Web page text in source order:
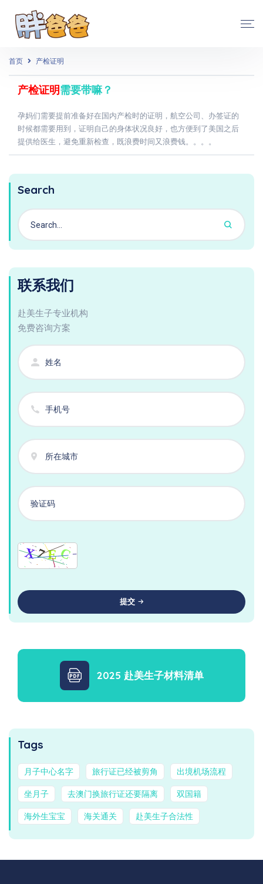
首页 产检证明
产检证明需要带嘛？
孕妈们需要提前准备好在国内产检时的证明，航空公司、办签证的
时候都需要用到，证明自己的身体状况良好，也方便到了美国之后
提供给医生，避免重新检查，既浪费时间又浪费钱。。。。
Search
联系我们
赴美生子专业机构
免费咨询方案
提交
2025 赴美生子材料清单
Tags
月子中心名字 旅行证已经被剪角 出境机场流程
坐月子 去澳门换旅行证还要隔离 双国籍
海外生宝宝 海关通关 赴美生子合法性